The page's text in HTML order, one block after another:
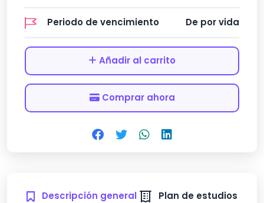
Descripción general Plan de estudios
Periodo de vencimiento De por vida
Añadir al carrito
Comprar ahora